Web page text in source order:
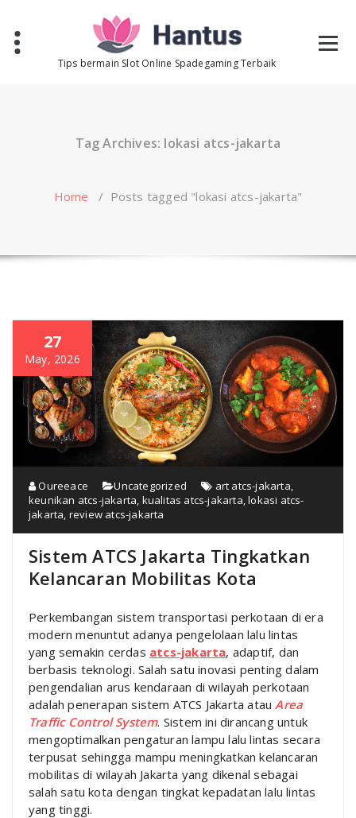
content
Tips bermain Slot Online Spadegaming Terbaik
Tag Archives: lokasi atcs-jakarta
Home / Posts tagged "lokasi atcs-jakarta"
27
May, 2026
Oureeace Uncategorized art atcs-jakarta,
keunikan atcs-jakarta, kualitas atcs-jakarta,lokasi atcs-
jakarta, review atcs-jakarta
Sistem ATCS Jakarta Tingkatkan
Kelancaran Mobilitas Kota
Perkembangan sistem transportasi perkotaan di era
modern menuntut adanya pengelolaan lalu lintas
yang semakin cerdas atcs-jakarta, adaptif, dan
berbasis teknologi. Salah satu inovasi penting dalam
pengendalian arus kendaraan di wilayah perkotaan
adalah penerapan sistem ATCS Jakarta atau Area
Traffic Control System. Sistem ini dirancang untuk
mengoptimalkan pengaturan lampu lalu lintas secara
terpusat sehingga mampu meningkatkan kelancaran
mobilitas di wilayah Jakarta yang dikenal sebagai
salah satu kota dengan tingkat kepadatan lalu lintas
yang tinggi.